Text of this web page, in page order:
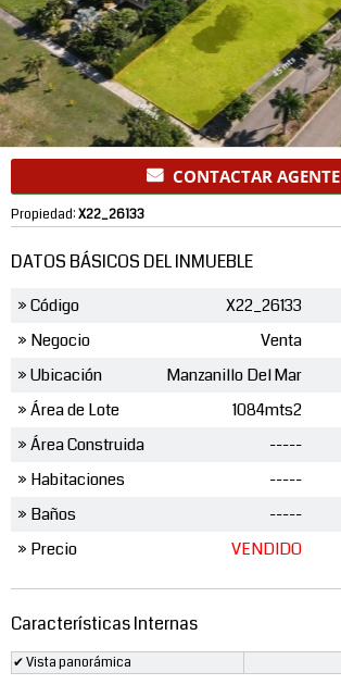
CONTACTAR AGENTE
Propiedad:X22_26133
DATOS BÁSICOS DEL INMUEBLE
» Código
X22_26133
» Negocio
Venta
» Ubicación
Manzanillo Del Mar
» Área de Lote
1084mts2
» Área Construida
-----
» Habitaciones
-----
» Baños
-----
» Precio
VENDIDO
Características Internas
✔ Vista panorámica